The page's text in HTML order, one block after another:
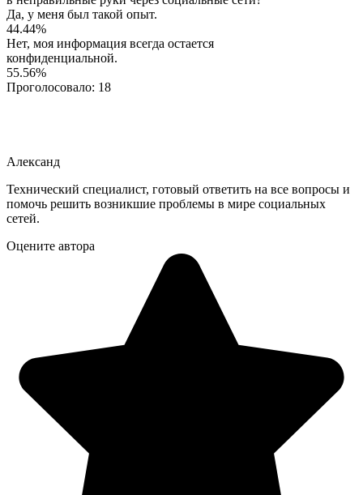
Да, у меня был такой опыт.
44.44%
Нет, моя информация всегда остается
конфиденциальной.
55.56%
Проголосовало: 18
Александ
Технический специалист, готовый ответить на все вопросы и
помочь решить возникшие проблемы в мире социальных
сетей.
Оцените автора